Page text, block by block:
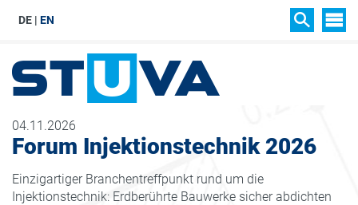
DE EN
04.11.2026
Forum Injektionstechnik 2026
Einzigartiger Branchentreffpunkt rund um die
Injektionstechnik: Erdberührte Bauwerke sicher abdichten